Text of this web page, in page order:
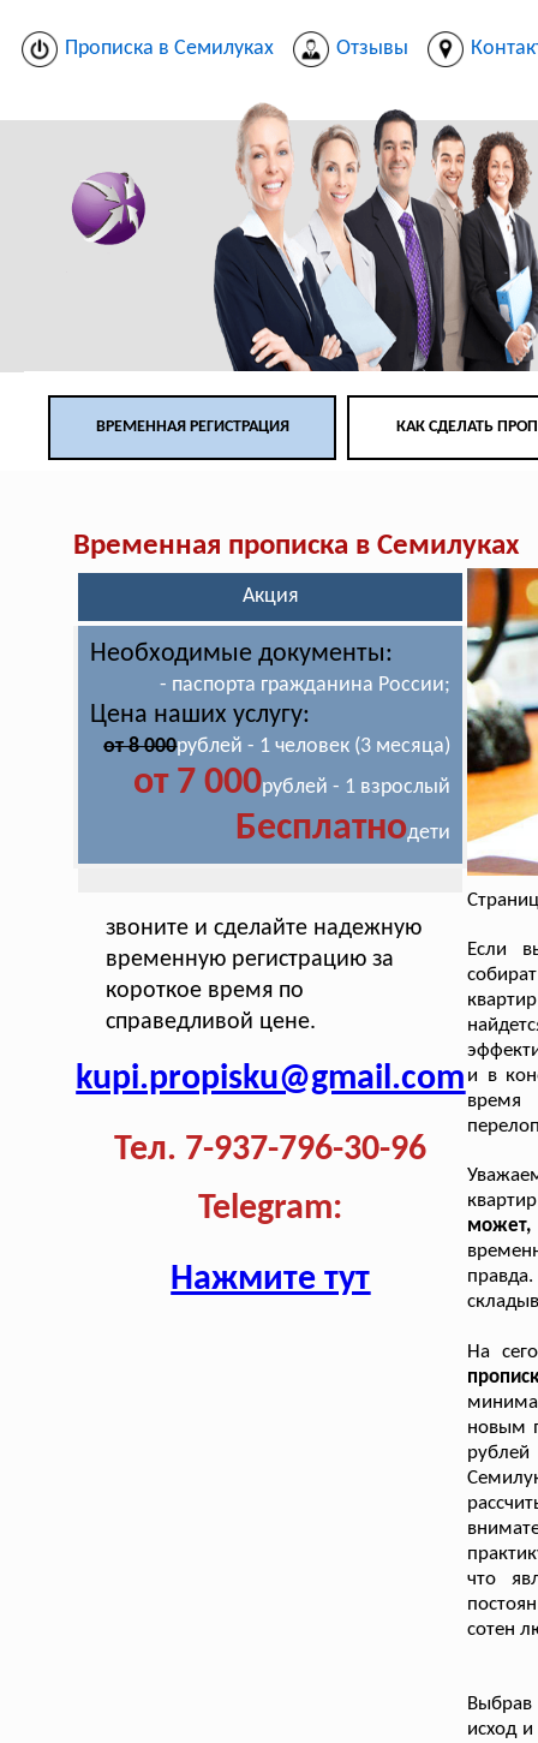
Прописка в Семилуках Отзывы
ВРЕМЕННАЯ РЕГИСТРАЦИЯ КАК СДЕЛАТЬ
Временная прописка в Семилуках
Акция
Необходимые документы:
- паспорта гражданина России;
Цена наших услугу:
от 8 000рублей - 1 человек (3 месяца)
от 7 000рублей - 1 взрослый
Бесплатнодети
звоните и сделайте надежную
временную регистрацию за
короткое время по
справедливой цене.
kupi.propisku@gmail.com
Тел. 7-937-796-30-96
Telegram:
Нажмите тут
Если
и в
время
может,
На
новым
что
сотен
Выбрав
исход